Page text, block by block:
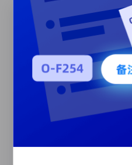
C-BY105246
C-MV292287
C-
C-